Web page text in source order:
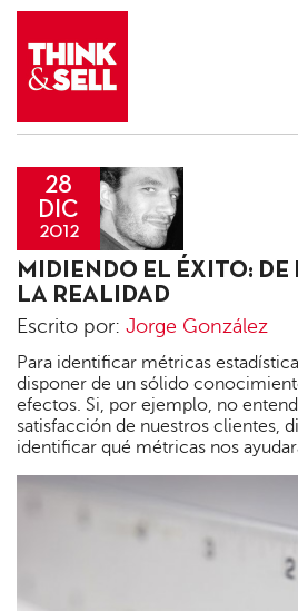
THINK&SELL
28
DIC
2012
Jorge
González
MIDIENDO EL ÉXITO:
LA REALIDAD
Escrito por: Jorge González
Para identificar métricas
disponer de un sólido
efectos. Si, por ejemplo, no
satisfacción de nuestros clientes,
identificar qué métricas nos